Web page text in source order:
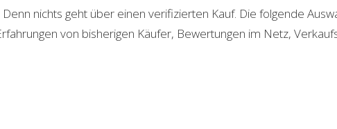
nichts geht über einen verifizierten Kauf. Die folgende
von bisherigen Käufer, Bewertungen im Netz,